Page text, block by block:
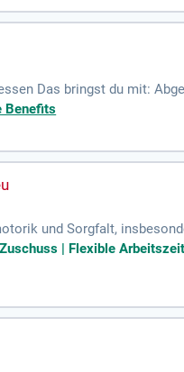
Das bringst du mit:
Zahntechniker,
Benefits
und Sorgfalt,
daran, Löten zu
| Flexible